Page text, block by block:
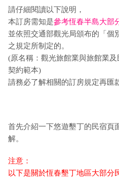
請仔細閱讀以下說明，
本訂房需知是參考恆春半島大部
並依照交通部觀光局頒布的「個
之規定所制定的。
(原名稱：觀光旅館業與旅館業
契約範本)
請務必了解相關的訂房規定再匯
首先介紹一下悠遊墾丁的民宿頁
解。
注意：
以下是關於恆春墾丁地區大部分